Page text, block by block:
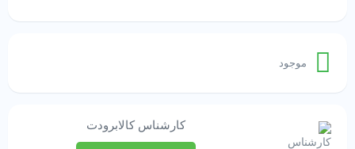
موجود
کارشناس کالابرودت